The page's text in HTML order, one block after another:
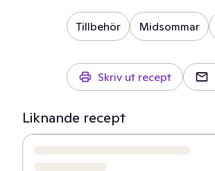
Tillbehör Midsommar
Skriv ut recept
Liknande recept